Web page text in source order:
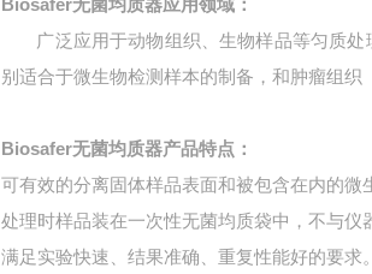
Biosafer无菌均质器应用领域：
广泛应用于动物组织、生物样品等匀质处
别适合于微生物检测样本的制备，和肿瘤组织
Biosafer无菌均质器产品特点：
可有效的分离固体样品表面和被包含在内的微
处理时样品装在一次性无菌均质袋中，不与仪
满足实验快速、结果准确、重复性能好的要求。